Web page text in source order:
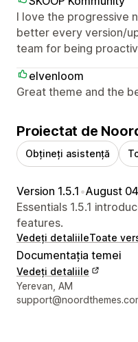
I love the progressive
better every version/
team for being
elvenloom
Great theme and the
Proiectat de
Obțineți asistență
Version 1.5.1 •August
Essentials 1.5.1
features.
Vedeți detaliileToate
Documentația temei
Vedeți detaliile
Detaliile de contact ale
Yerevan, AM